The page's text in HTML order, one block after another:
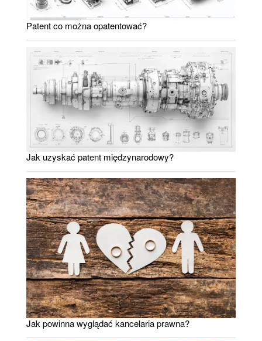
Patent co można opatentować?
Jak uzyskać patent międzynarodowy?
Jak powinna wyglądać kancelaria prawna?